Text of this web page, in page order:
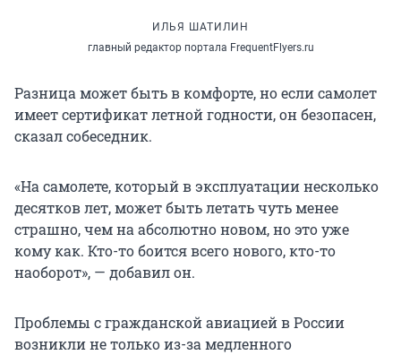
ИЛЬЯ ШАТИЛИН
главный редактор портала FrequentFlyers.ru
Разница может быть в комфорте, но если самолет
имеет сертификат летной годности, он безопасен,
сказал собеседник.
«На самолете, который в эксплуатации несколько
десятков лет, может быть летать чуть менее
страшно, чем на абсолютно новом, но это уже
кому как. Кто-то боится всего нового, кто-то
наоборот», — добавил он.
Проблемы с гражданской авиацией в России
возникли не только из-за медленного